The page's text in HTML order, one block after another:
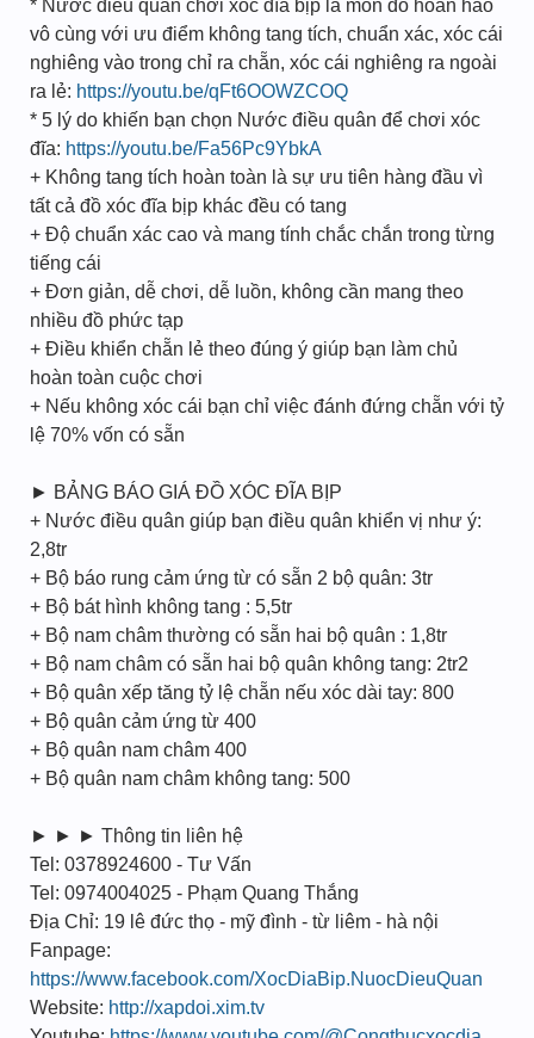
* Nước điều quân chơi xóc đĩa bịp là món đồ hoàn hảo
vô cùng với ưu điểm không tang tích, chuẩn xác, xóc cái
nghiêng vào trong chỉ ra chẵn, xóc cái nghiêng ra ngoài
ra lẻ: https://youtu.be/qFt6OOWZCOQ
* 5 lý do khiến bạn chọn Nước điều quân để chơi xóc
đĩa: https://youtu.be/Fa56Pc9YbkA
+ Không tang tích hoàn toàn là sự ưu tiên hàng đầu vì
tất cả đồ xóc đĩa bịp khác đều có tang
+ Độ chuẩn xác cao và mang tính chắc chắn trong từng
tiếng cái
+ Đơn giản, dễ chơi, dễ luồn, không cần mang theo
nhiều đồ phức tạp
+ Điều khiển chẵn lẻ theo đúng ý giúp bạn làm chủ
hoàn toàn cuộc chơi
+ Nếu không xóc cái bạn chỉ việc đánh đứng chẵn với tỷ
lệ 70% vốn có sẵn
► BẢNG BÁO GIÁ ĐỒ XÓC ĐĨA BỊP
+ Nước điều quân giúp bạn điều quân khiển vị như ý:
2,8tr
+ Bộ báo rung cảm ứng từ có sẵn 2 bộ quân: 3tr
+ Bộ bát hình không tang : 5,5tr
+ Bộ nam châm thường có sẵn hai bộ quân : 1,8tr
+ Bộ nam châm có sẵn hai bộ quân không tang: 2tr2
+ Bộ quân xếp tăng tỷ lệ chẵn nếu xóc dài tay: 800
+ Bộ quân cảm ứng từ 400
+ Bộ quân nam châm 400
+ Bộ quân nam châm không tang: 500
► ► ► Thông tin liên hệ
Tel: 0378924600 - Tư Vấn
Tel: 0974004025 - Phạm Quang Thắng
Địa Chỉ: 19 lê đức thọ - mỹ đình - từ liêm - hà nội
Fanpage:
https://www.facebook.com/XocDiaBip.NuocDieuQuan
Website: http://xapdoi.xim.tv